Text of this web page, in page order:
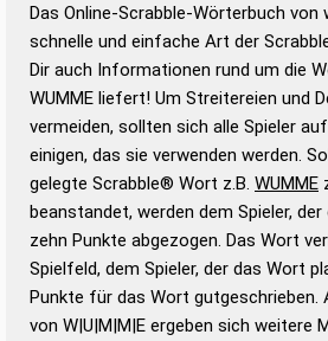
Wortwurzel liefert mit Hilfe eines
Wortanalyse-Algorithmus gute
Wortbedeutung, Worttrennung und
Gültigkeit eines Wortes für das
bestimmen!
zugelassene Turnier
Wörterbücher sind:
Duden –
Duden –
Deutsch
Duden – Die
Das Online-Scrabble-Wörterbuch von
schnelle und einfache Art der
Dir auch Informationen rund um die
WUMME liefert! Um Streitereien und
vermeiden, sollten sich alle Spieler
einigen, das sie verwenden werden.
gelegte Scrabble® Wort z.B. WUMME
beanstandet, werden dem Spieler,
zehn Punkte abgezogen. Das Wort
Spielfeld, dem Spieler, der das Wort
Punkte für das Wort gutgeschrieben.
von W|U|M|M|E ergeben sich weitere